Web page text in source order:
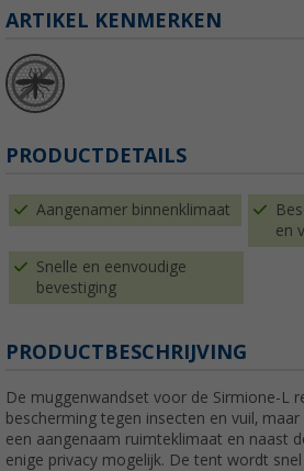
ARTIKEL KENMERKEN
PRODUCTDETAILS
Aangenamer binnenklimaat
en
Snelle en eenvoudige
bevestiging
PRODUCTBESCHRIJVING
De muggenwandset voor de Sirmione-L
bescherming tegen insecten en vuil,
een aangenaam ruimteklimaat en naast
enige privacy mogelijk. De tent wordt